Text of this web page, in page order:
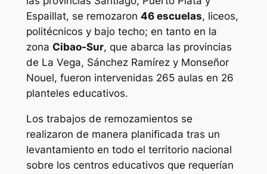
Espaillat, se remozaron 46 escuelas, liceos,
politécnicos y bajo techo; en tanto en la
zona Cibao-Sur, que abarca las provincias
de La Vega, Sánchez Ramírez y Monseñor
Nouel, fueron intervenidas 265 aulas en 26
planteles educativos.
Los trabajos de remozamientos se
realizaron de manera planificada tras un
levantamiento en todo el territorio nacional
sobre los centros educativos que requerían